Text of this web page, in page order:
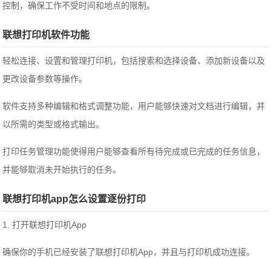
控制，确保工作不受时间和地点的限制。
联想打印机软件功能
轻松连接、设置和管理打印机，包括搜索和选择设备、添加新设备以及
更改设备参数等操作。
软件支持多种编辑和格式调整功能，用户能够快速对文档进行编辑，并
以所需的类型或格式输出。
打印任务管理功能使得用户能够查看所有待完成或已完成的任务信息，
并能够取消未开始执行的任务。
联想打印机app怎么设置逐份打印
1. 打开联想打印机App
确保你的手机已经安装了联想打印机App，并且与打印机成功连接。